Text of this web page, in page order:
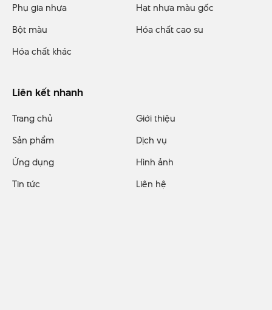
Phụ gia nhựa
Hạt nhựa màu gốc
Bột màu
Hóa chất cao su
Hóa chất khác
Liên kết nhanh
Trang chủ
Giới thiệu
Sản phẩm
Dịch vụ
Ứng dụng
Hình ảnh
Tin tức
Liên hệ